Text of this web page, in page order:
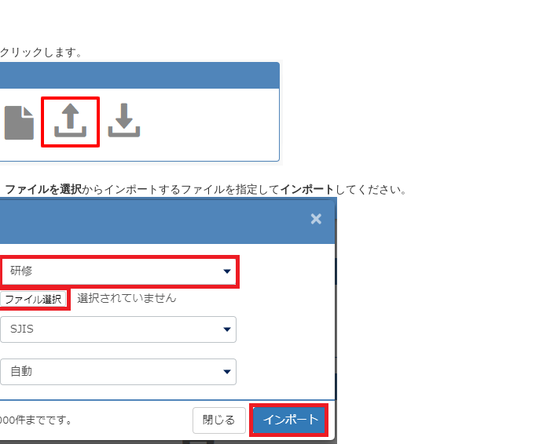
リックします。
ファイルを選択からインポートするファイルを指定してインポート してください。